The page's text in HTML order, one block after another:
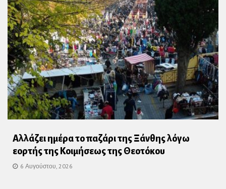
Αλλάζει ημέρα το παζάρι της Ξάνθης λόγω
εορτής της Κοιμήσεως της Θεοτόκου
6 Αυγούστου, 2026